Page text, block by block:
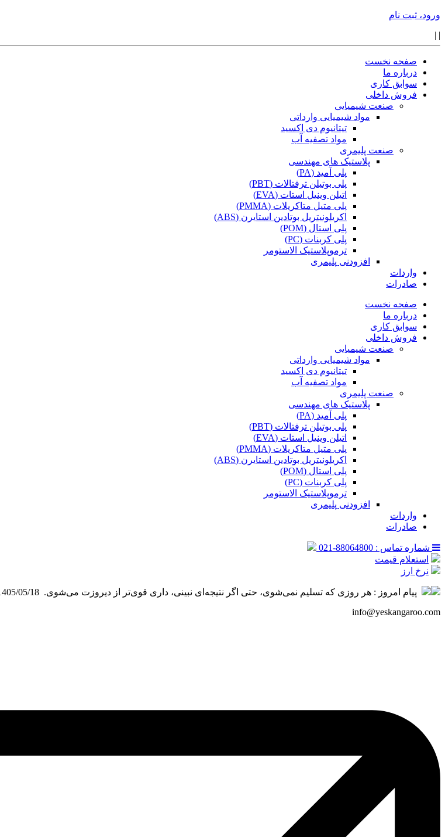
ورود، ثبت نام
|
|
صفحه نخست
درباره ما
سوابق کاری
فروش داخلی
صنعت شیمیایی
مواد شیمیایی وارداتی
تیتانیوم دی اکسید
مواد تصفیه آب
صنعت پلیمری
پلاستیک های مهندسی
پلی آمید (PA)
پلی بوتیلن ترفتالات (PBT)
اتیلن وینیل استات (EVA)
پلی متیل متاکریلات (PMMA)
اکریلونیتریل بوتادین استایرن (ABS)
پلی استال (POM)
پلی کربنات (PC)
ترموپلاستیک الاستومر
افزودنی پلیمری
واردات
صادرات
صفحه نخست
درباره ما
سوابق کاری
فروش داخلی
صنعت شیمیایی
مواد شیمیایی وارداتی
تیتانیوم دی اکسید
مواد تصفیه آب
صنعت پلیمری
پلاستیک های مهندسی
پلی آمید (PA)
پلی بوتیلن ترفتالات (PBT)
اتیلن وینیل استات (EVA)
پلی متیل متاکریلات (PMMA)
اکریلونیتریل بوتادین استایرن (ABS)
پلی استال (POM)
پلی کربنات (PC)
ترموپلاستیک الاستومر
افزودنی پلیمری
واردات
صادرات
شماره تماس : 88064800-021
استعلام قیمت
نرخ ارز
پیام امروز : هر روزی که تسلیم نمی‌شوی، حتی اگر نتیجه‌ای نبینی، داری قوی‌تر از دیروزت می‌شوی. ️ 1405/05/18
info@yeskangaroo.com